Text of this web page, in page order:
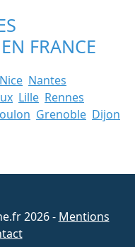
FRANCE
Nice Nantes
Lille Rennes
Grenoble Dijon
2026 - Mentions